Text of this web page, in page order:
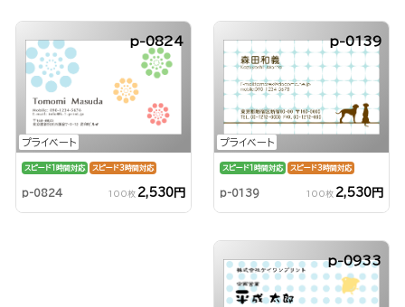
プライベート
p-0824
スピード1時間対応 スピード3時間対応
p-0824 100枚 2,530円
プライベート
p-0139
スピード1時間対応 スピード3時間対応
p-0139 100枚 2,530円
p-0933